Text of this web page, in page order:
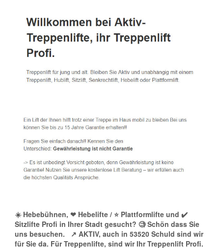
☀️ Hebebühnen, ❤ Hebelifte / ⭐ Plattformlifte und ✔️
Sitzlifte Profi in Ihrer Stadt gesucht? 🧐 Schön dass Sie
uns besuchen.
↗️ AKTIV, auch in 53520 Schuld sind wir
für Sie da. Für Treppenlifte, sind wir Ihr Treppenlift Profi.